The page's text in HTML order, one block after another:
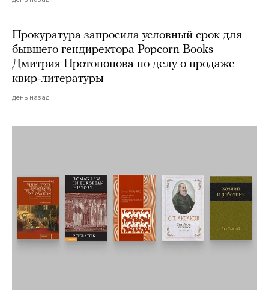
Прокуратура запросила условный срок для
бывшего гендиректора Popcorn Books
Дмитрия Протопопова по делу о продаже
квир-литературы
день назад